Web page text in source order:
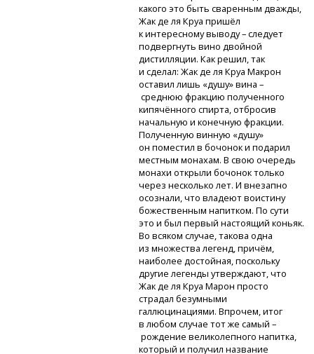
какого это быть сваренным дважды,
Жак де ля Круа пришёл
к интересному выводу – следует
подвергнуть вино двойной
дистилляции. Как решил, так
и сделал: Жак де ля Круа Макрон
оставил лишь «душу» вина –
среднюю фракцию полученного
кипячённого спирта, отбросив
начальную и конечную фракции.
Полученную винную «душу»
он поместил в бочонок и подарил
местным монахам. В свою очередь
монахи открыли бочонок только
через несколько лет. И внезапно
осознали, что владеют воистину
божественным напитком. По сути
это и был первый настоящий коньяк.
Во всяком случае, такова одна
из множества легенд, причём,
наиболее достойная, поскольку
другие легенды утверждают, что
Жак де ля Круа Марон просто
страдал безумными
галлюцинациями. Впрочем, итог
в любом случае тот же самый –
рождение великолепного напитка,
который и получил название